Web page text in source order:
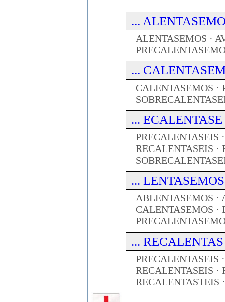
...
ALENTASEMOS ·
...
CALENTASEMOS ·
... ECALENTASE
PRECALENTASEIS
RECALENTASEIS ·
...
ABLENTASEMOS ·
CALENTASEMOS ·
...
PRECALENTASEIS
RECALENTASEIS ·
RECALENTASTEIS